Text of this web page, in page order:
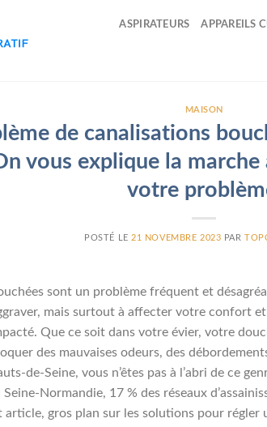
ASPIRATEURS APPAREILS
MAISON
de canalisations
vous explique la
votre
POSTÉ LE 21 NOVEMBRE 2023 PAR
sont un problème fréquent et
mais surtout à affecter votre confort
Que ce soit dans votre évier, votre
des mauvaises odeurs, des
de-Seine, vous n’êtes pas à l’abri de ce
Seine-Normandie, 17 % des réseaux
article, gros plan sur les solutions pour régler